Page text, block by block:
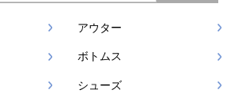
アウター
ボトムス
シューズ